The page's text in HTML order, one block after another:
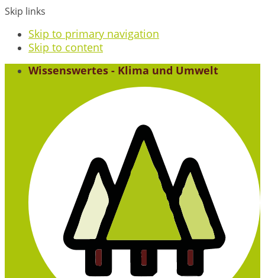
Skip links
Skip to primary navigation
Skip to content
Wissenswertes - Klima und Umwelt